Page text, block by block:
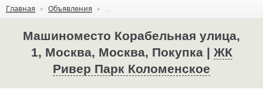
Главная Объявления
Машиноместо Корабельная улица,
1, Москва, Москва, Покупка | ЖК
Ривер Парк Коломенское